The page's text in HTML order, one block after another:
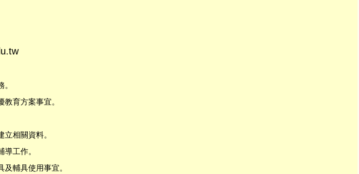
育方案事宜。
相關資料。
工作。
輔具使用事宜。